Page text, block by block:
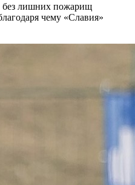
без лишних пожарищ
чему «Славия»